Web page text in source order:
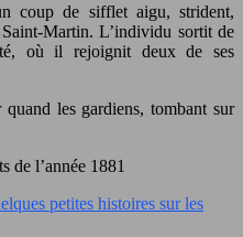
coup de sifflet aigu, strident,
Martin. L’individu sortit de
où il rejoignit deux de ses
les gardiens, tombant sur
de l’année 1881
petites histoires sur les